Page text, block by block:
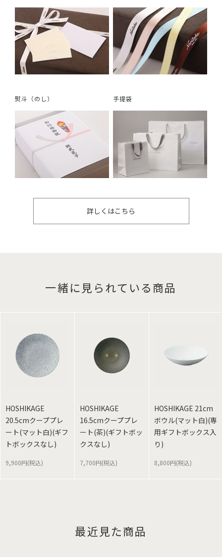
熨斗（のし） 手提袋
詳しくはこちら
一緒に見られている商品
HOSHIKAGE
20.5cmクーププレ
ート(マット白)(ギフ
トボックスなし)
9,900円(税込)
HOSHIKAGE
16.5cmクーププレ
ート(茶)(ギフトボッ
クスなし)
7,700円(税込)
HOSHIKAGE 21cm
ボウル(マット白)(専
用ギフトボックス入
り)
8,800円(税込)
最近見た商品